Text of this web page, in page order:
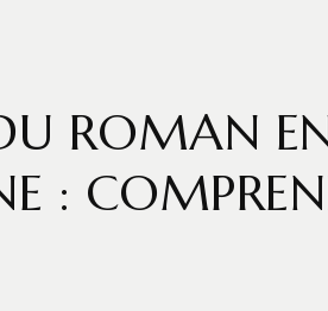
ROMAN
: